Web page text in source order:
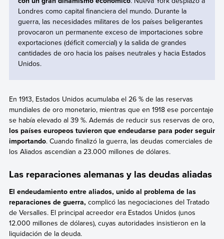
Londres como capital financiera del mundo. Durante la
guerra, las necesidades militares de los países beligerantes
provocaron un permanente exceso de importaciones sobre
exportaciones (déficit comercial) y la salida de grandes
cantidades de oro hacia los países neutrales y hacia Estados
Unidos.
En 1913, Estados Unidos acumulaba el 26 % de las reservas
mundiales de oro monetario, mientras que en 1918 ese porcentaje
se había elevado al 39 %. Además de reducir sus reservas de oro,
los países europeos tuvieron que endeudarse para poder seguir
importando. Cuando finalizó la guerra, las deudas comerciales de
los Aliados ascendían a 23.000 millones de dólares.
Las reparaciones alemanas y las deudas aliadas
El endeudamiento entre aliados, unido al problema de las
reparaciones de guerra, complicó las negociaciones del Tratado
de Versalles. El principal acreedor era Estados Unidos (unos
12.000 millones de dólares), cuyas autoridades insistieron en la
liquidación de la deuda.